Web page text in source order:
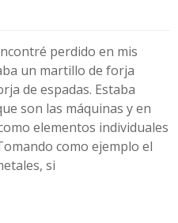
perdido en mis
un martillo de forja
de espadas. Estaba
son las máquinas y en
elementos individuales
como ejemplo el
si